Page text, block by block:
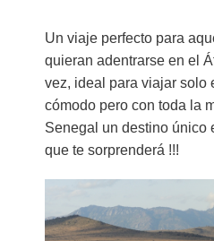
Un viaje perfecto para
quieran adentrarse en el
vez, ideal para viajar solo
cómodo pero con toda la
Senegal un destino único
que te sorprenderá !!!